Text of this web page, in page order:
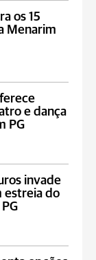
os 15
Menarim
e dança
PG
invade
estreia do